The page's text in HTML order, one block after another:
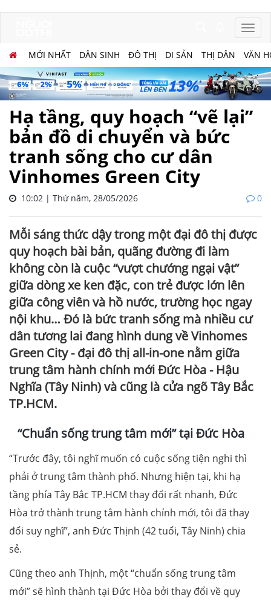
MỚI NHẤT DÂN SINH ĐÔ THỊ DI SẢN THỊ DÂN VĂN
Hạ tầng, quy hoạch “vẽ lại”
bản đồ di chuyển và bức
tranh sống cho cư dân
Vinhomes Green City
10:02 | Thứ năm, 28/05/2026 0
Mỗi sáng thức dậy trong một đại đô thị được
quy hoạch bài bản, quãng đường đi làm
không còn là cuộc “vượt chướng ngại vật”
giữa dòng xe ken đặc, con trẻ được lớn lên
giữa công viên và hồ nước, trường học ngay
nội khu… Đó là bức tranh sống mà nhiều cư
dân tương lai đang hình dung về Vinhomes
Green City - đại đô thị all-in-one nằm giữa
trung tâm hành chính mới Đức Hòa - Hậu
Nghĩa (Tây Ninh) và cũng là cửa ngõ Tây Bắc
TP.HCM.
“Chuẩn sống trung tâm mới” tại Đức Hòa
“Trước đây, tôi nghĩ muốn có cuộc sống tiện nghi thì
phải ở trung tâm thành phố. Nhưng hiện tại, khi hạ
tầng phía Tây Bắc TP.HCM thay đổi rất nhanh, Đức
Hòa trở thành trung tâm hành chính mới, tôi đã thay
đổi suy nghĩ”, anh Đức Thịnh (42 tuổi, Tây Ninh) chia
sẻ.
Cũng theo anh Thịnh, một “chuẩn sống trung tâm
mới” sẽ hình thành tại Đức Hòa bởi thay đổi về quy